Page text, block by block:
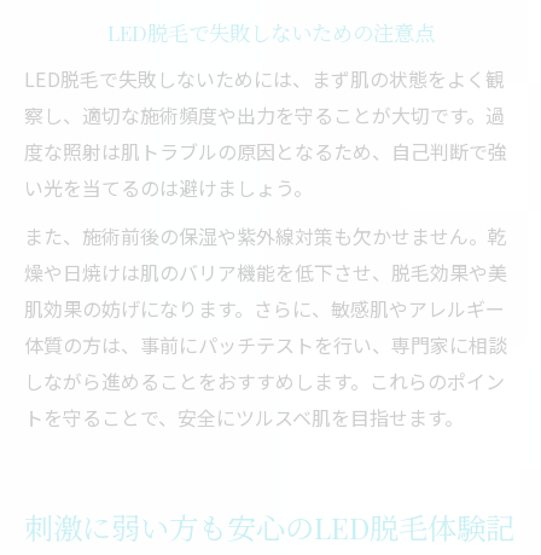
LED脱毛で失敗しないための注意点
LED脱毛で失敗しないためには、まず肌の状態をよく観
察し、適切な施術頻度や出力を守ることが大切です。過
度な照射は肌トラブルの原因となるため、自己判断で強
い光を当てるのは避けましょう。
また、施術前後の保湿や紫外線対策も欠かせません。乾
燥や日焼けは肌のバリア機能を低下させ、脱毛効果や美
肌効果の妨げになります。さらに、敏感肌やアレルギー
体質の方は、事前にパッチテストを行い、専門家に相談
しながら進めることをおすすめします。これらのポイン
トを守ることで、安全にツルスベ肌を目指せます。
刺激に弱い方も安心のLED脱毛体験記